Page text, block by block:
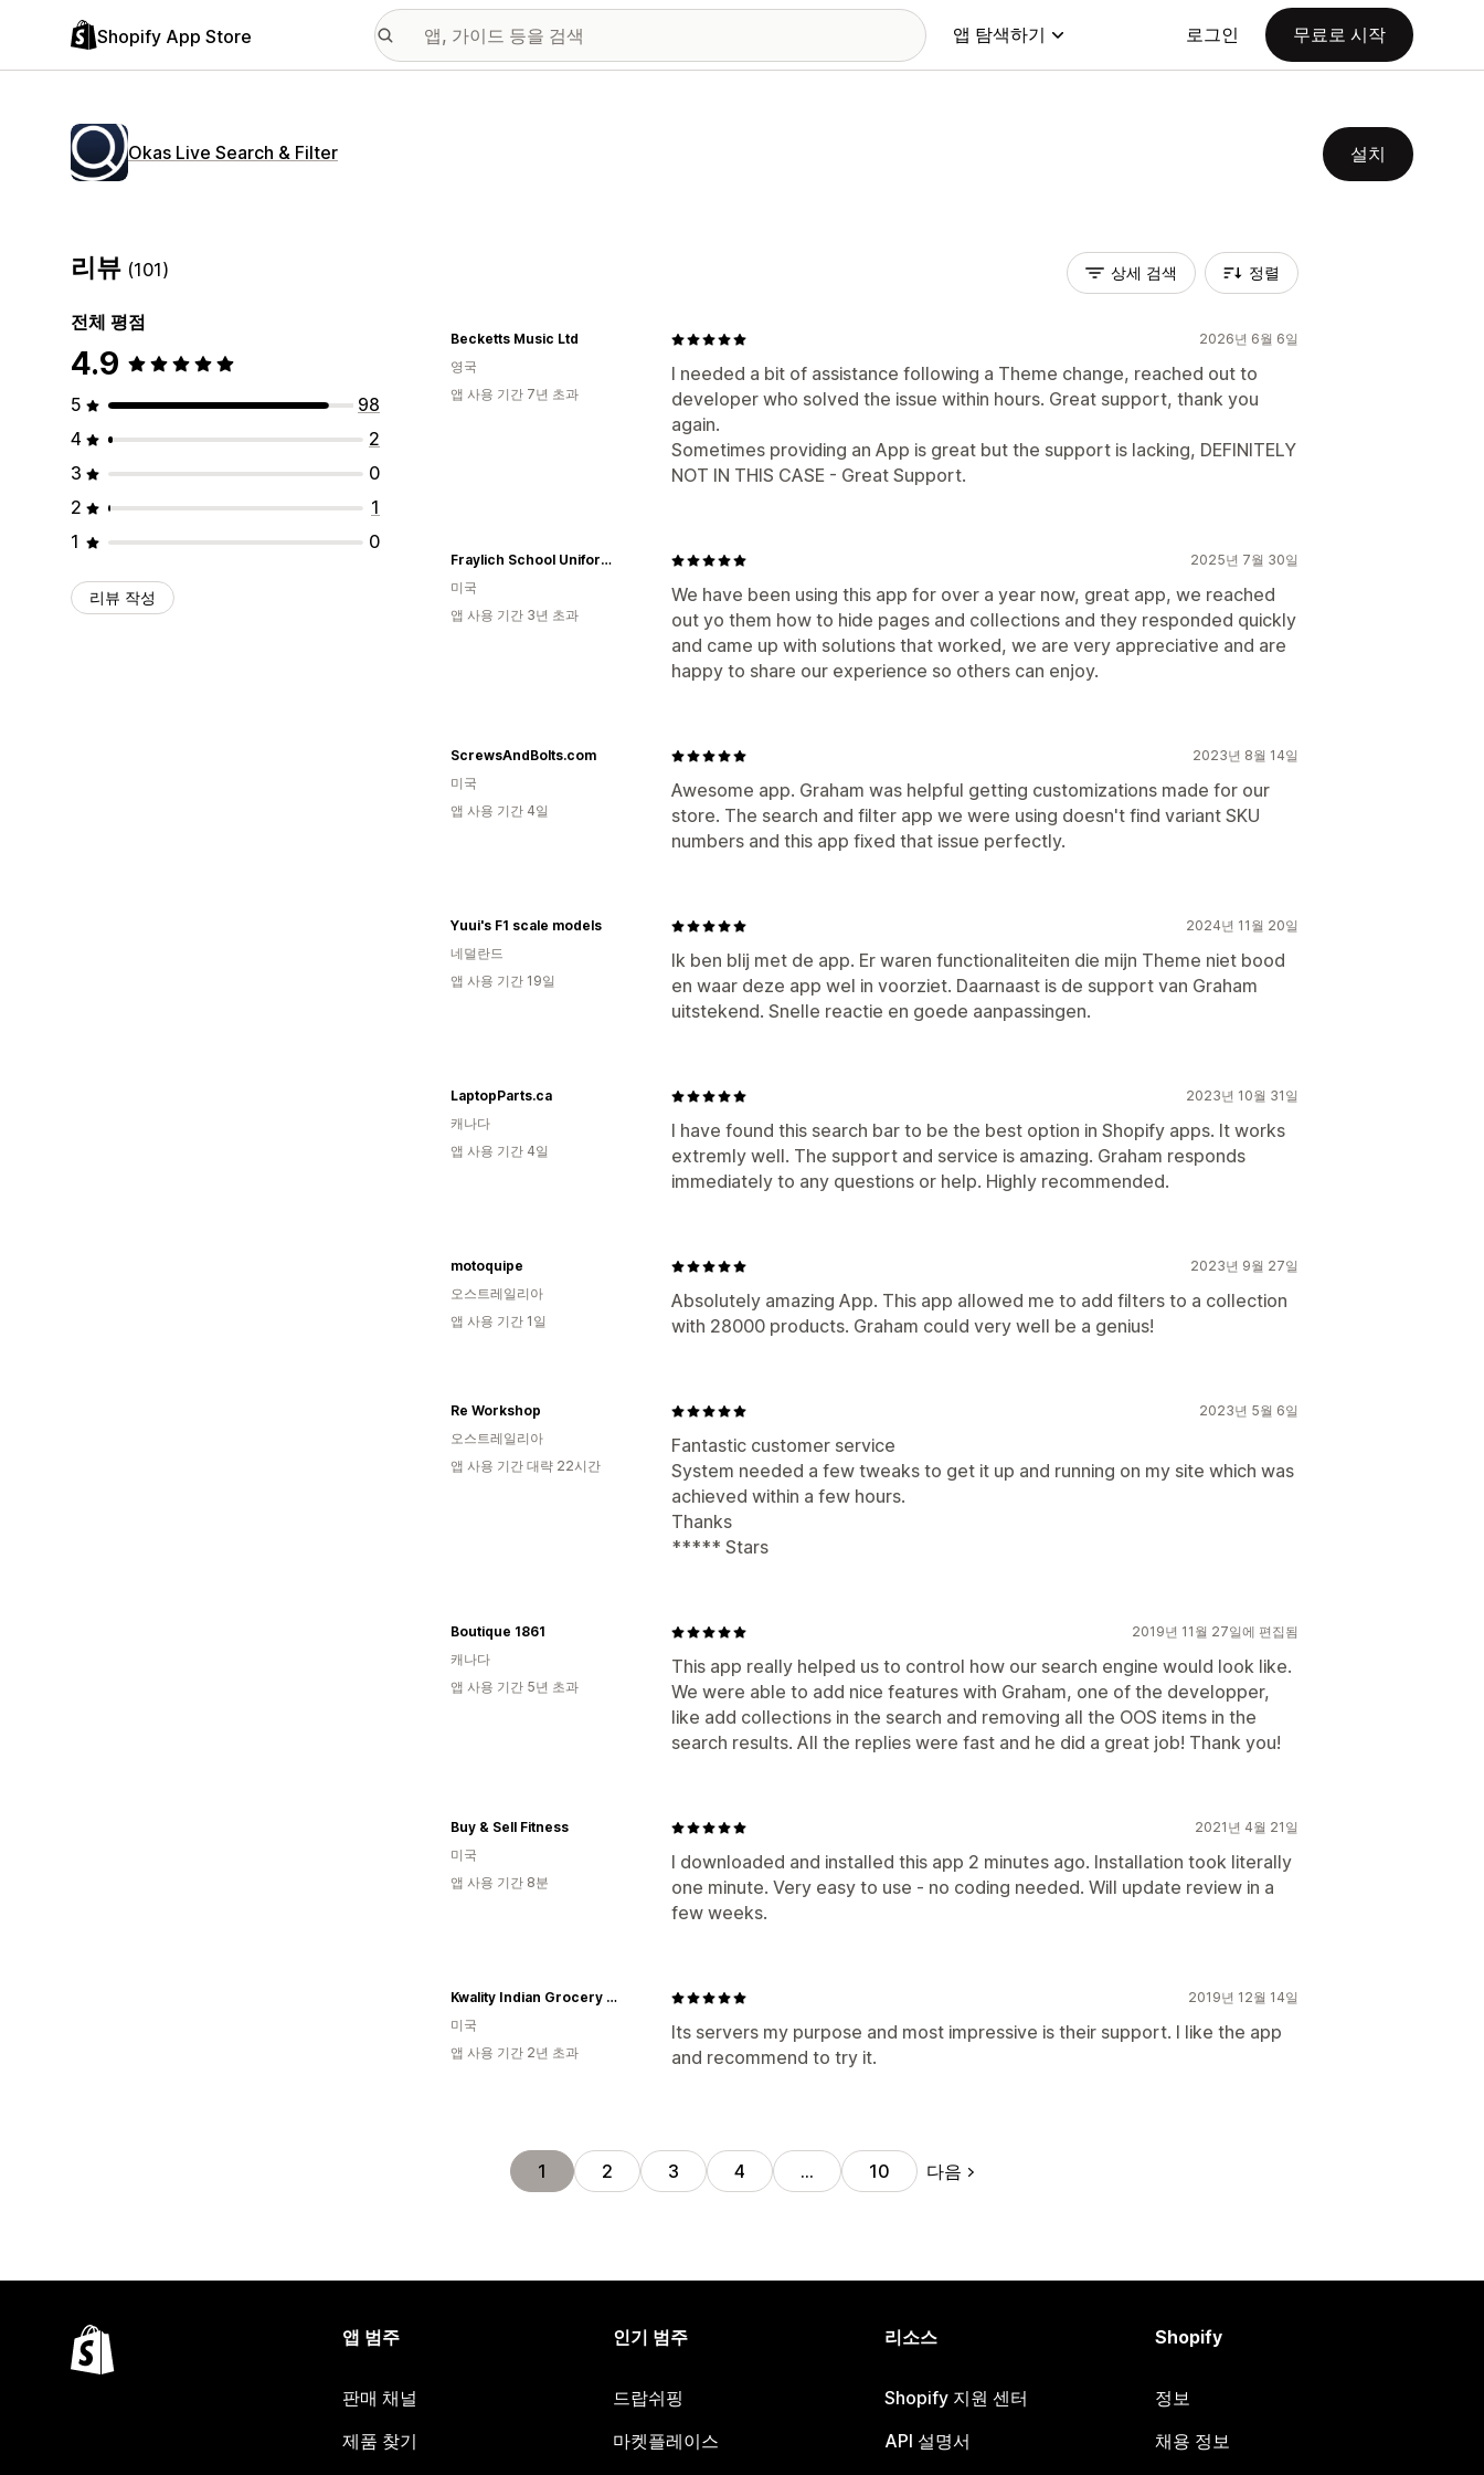
Shopify App Store 앱 탐색하기 로그인 무료로 시작
Okas Live Search & Filter 설치
리뷰 (101)
전체 평점
4.9
5
98
4
2
3
0
2
1
1
0
리뷰 작성
상세 검색 정렬
2026년 6월 6일
I needed a bit of assistance following a Theme change, reached out to
developer who solved the issue within hours. Great support, thank you
again.
Sometimes providing an App is great but the support is lacking, DEFINITELY
NOT IN THIS CASE - Great Support.
Becketts Music Ltd
영국
앱 사용 기간 7년 초과
2025년 7월 30일
We have been using this app for over a year now, great app, we reached
out yo them how to hide pages and collections and they responded quickly
and came up with solutions that worked, we are very appreciative and are
happy to share our experience so others can enjoy.
Fraylich School Uniforms
미국
앱 사용 기간 3년 초과
2023년 8월 14일
Awesome app. Graham was helpful getting customizations made for our
store. The search and filter app we were using doesn't find variant SKU
numbers and this app fixed that issue perfectly.
ScrewsAndBolts.com
미국
앱 사용 기간 4일
2024년 11월 20일
Ik ben blij met de app. Er waren functionaliteiten die mijn Theme niet bood
en waar deze app wel in voorziet. Daarnaast is de support van Graham
uitstekend. Snelle reactie en goede aanpassingen.
Yuui's F1 scale models
네덜란드
앱 사용 기간 19일
2023년 10월 31일
I have found this search bar to be the best option in Shopify apps. It works
extremly well. The support and service is amazing. Graham responds
immediately to any questions or help. Highly recommended.
LaptopParts.ca
캐나다
앱 사용 기간 4일
2023년 9월 27일
Absolutely amazing App. This app allowed me to add filters to a collection
with 28000 products. Graham could very well be a genius!
motoquipe
오스트레일리아
앱 사용 기간 1일
2023년 5월 6일
Fantastic customer service
System needed a few tweaks to get it up and running on my site which was
achieved within a few hours.
Thanks
***** Stars
Re Workshop
오스트레일리아
앱 사용 기간 대략 22시간
2019년 11월 27일에 편집됨
This app really helped us to control how our search engine would look like.
We were able to add nice features with Graham, one of the developper,
like add collections in the search and removing all the OOS items in the
search results. All the replies were fast and he did a great job! Thank you!
Boutique 1861
캐나다
앱 사용 기간 5년 초과
2021년 4월 21일
I downloaded and installed this app 2 minutes ago. Installation took literally
one minute. Very easy to use - no coding needed. Will update review in a
few weeks.
Buy & Sell Fitness
미국
앱 사용 기간 8분
2019년 12월 14일
Its servers my purpose and most impressive is their support. I like the app
and recommend to try it.
Kwality Indian Grocery store
미국
앱 사용 기간 2년 초과
1 2 3 4 … 10 다음
앱 범주
판매 채널
제품 찾기
인기 범주
드랍쉬핑
마켓플레이스
리소스
Shopify 지원 센터
API 설명서
Shopify
정보
채용 정보